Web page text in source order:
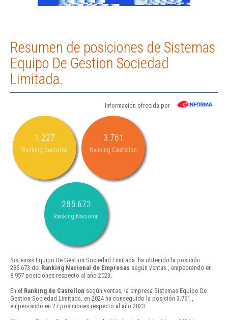
Resumen de posiciones de Sistemas
Equipo De Gestion Sociedad
Limitada.
Información ofrecida por
1.227
Ranking Sectorial
3.761
Ranking Castellon
285.673
Ranking Nacional
Sistemas Equipo De Gestion Sociedad Limitada. ha obtenido la posición
285.673 del Ranking Nacional de Empresas según ventas , empeorando en
8.957 posiciones respecto al año 2023.
En el Ranking de Castellon según ventas, la empresa Sistemas Equipo De
Gestion Sociedad Limitada. en 2024 ha conseguido la posición 3.761 ,
empeorando en 27 posiciones respecto al año 2023.